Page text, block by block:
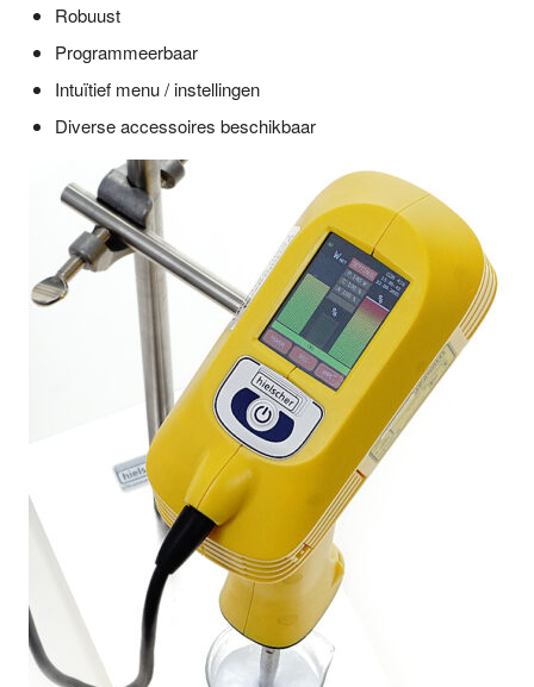
Robuust
Programmeerbaar
Intuïtief menu / instellingen
Diverse accessoires beschikbaar